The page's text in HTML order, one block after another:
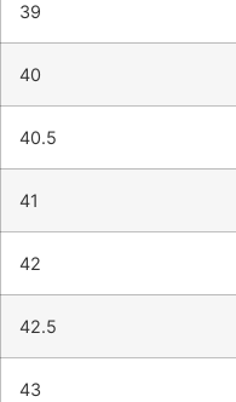
39
40
40.5
41
42
42.5
43